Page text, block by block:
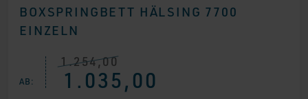
BOXSPRINGBETT HÄLSING 7700
EINZELN
AB:
1.254,00
Ursprünglicher
Preis
war:1.035,00
Aktueller
Preis
ist: